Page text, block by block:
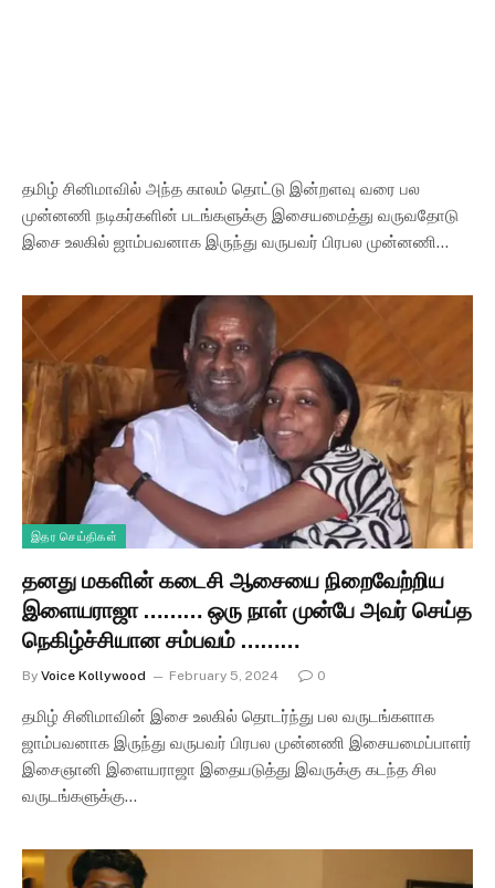
தமிழ் சினிமாவில் அந்த காலம் தொட்டு இன்றளவு வரை பல
முன்னணி நடிகர்களின் படங்களுக்கு இசையமைத்து வருவதோடு
இசை உலகில் ஜாம்பவனாக இருந்து வருபவர் பிரபல முன்னணி…
இதர செய்திகள்
தனது மகளின் கடைசி ஆசையை நிறைவேற்றிய
இளையராஜா ……… ஒரு நாள் முன்பே அவர் செய்த
நெகிழ்ச்சியான சம்பவம் ………
By Voice Kollywood February 5, 2024 0
தமிழ் சினிமாவின் இசை உலகில் தொடர்ந்து பல வருடங்களாக
ஜாம்பவனாக இருந்து வருபவர் பிரபல முன்னணி இசையமைப்பாளர்
இசைஞானி இளையராஜா இதையடுத்து இவருக்கு கடந்த சில
வருடங்களுக்கு…